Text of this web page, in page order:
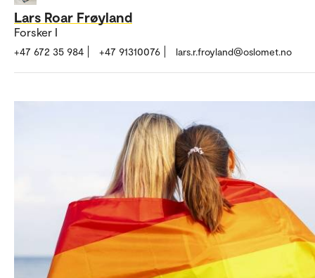
Lars Roar Frøyland
Forsker I
+47 672 35 984 +47 91310076 lars.r.froyland@oslomet.no